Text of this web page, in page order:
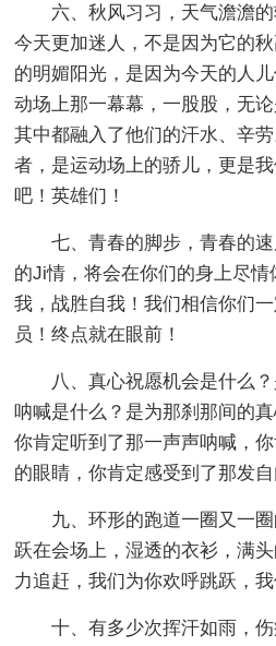
六、秋风习习，天气澹澹
今天更加迷人，不是因为它的
的明媚阳光，是因为今天的人
动场上那一幕幕，一股股，无
其中都融入了他们的汗水、辛
者，是运动场上的骄儿，更是
吧！英雄们！
七、青春的脚步，青春的
的Ji情，将会在你们的身上尽
我，战胜自我！我们相信你们
员！终点就在眼前！
八、真心祝愿机会是什么
呐喊是什么？是为那刹那间的
你肯定听到了那一声声呐喊，
的眼睛，你肯定感受到了那发自
九、环形的跑道一圈又一
跃在会场上，湿透的衣衫，满
力追赶，我们为你欢呼跳跃，我
十、有多少次挥汗如雨，